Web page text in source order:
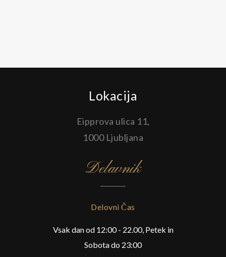
Lokacija
Eipprova ulica 11,
1000 Ljubljana
Delavnik
Delovni Čas
Vsak dan od 12:00 - 22.00, Petek in
Sobota do 23:00